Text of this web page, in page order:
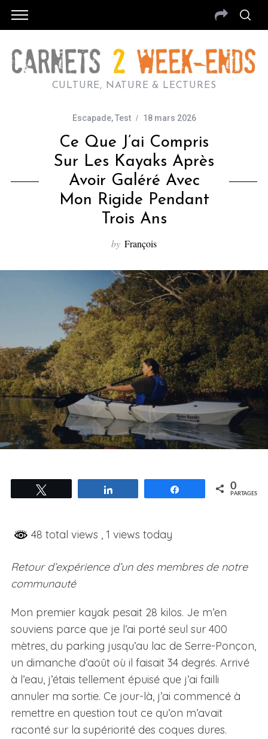
CULTURE, NATURE & LECTURES
Escapade,Test 18 mars 2026
Ce Que J’ai Compris
Sur Les Kayaks Après
Avoir Galéré Avec
Mon Rigide Pendant
Trois Ans
by François
Partagez 0
PARTAGES
48 total views , 1 views today
Retour d’expérience d’un des membres de notre
communauté
Mon premier kayak pesait 28 kilos. Je m’en
souviens parce que je l’ai porté seul sur 400
mètres, du parking jusqu’au lac de Serre-Ponçon,
un dimanche d’août où il faisait 34 degrés. Arrivé
à l’eau, j’étais tellement épuisé que j’ai failli
annuler ma sortie. Ce jour-là, j’ai commencé à
remettre en question tout ce qu’on m’avait
raconté sur la supériorité des coques dures.